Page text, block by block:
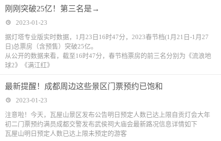
刚刚突破25亿！第三名是→
2023-01-23
据灯塔专业版实时数据，1月23日16时47分，2023春节档(1月21日-1月27
日)总票房（含预售）突破25亿。
从公开的数据来看，截至16时47分，春节档票房的前三名分别为《流浪地
球2》《满江红》
最新提醒！成都周边这些景区门票预约已饱和
2023-01-23
注意啦！今天，瓦屋山景区发布公告明日预定人数已达上限自贡灯会大年
初二门票预约满员成都交警发布武侯祠大庙会最新路况信息详情如下
瓦屋山明日预定人数已达上限未预定的游客